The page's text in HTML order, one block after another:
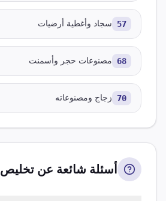
57 سجاد وأغطية أرضيات
68 مصنوعات حجر وأسمنت
70 زجاج ومصنوعاته
أسئلة شائعة عن تخليص